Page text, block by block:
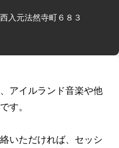
入元法然寺町６８３
アイルランド音楽や他
す。
いただければ、セッシ